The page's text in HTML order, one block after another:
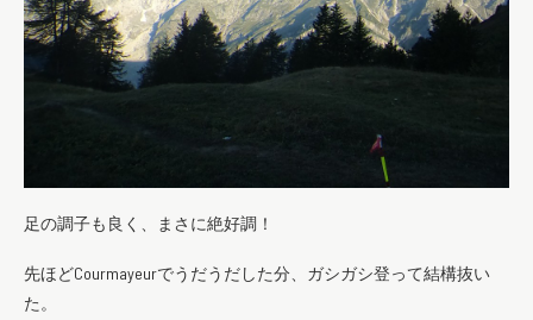
足の調子も良く、まさに絶好調！
先ほどCourmayeurでうだうだした分、ガシガシ登って結構抜い
た。